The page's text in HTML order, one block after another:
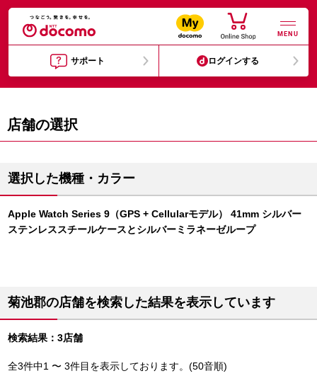
MENU
サポート ログインする
店舗の選択
選択した機種・カラー
Apple Watch Series 9（GPS + Cellularモデル） 41mm シルバー
ステンレススチールケースとシルバーミラネーゼループ
菊池郡の店舗を検索した結果を表示しています
検索結果：3店舗
全3件中1 〜 3件目を表示しております。(50音順)